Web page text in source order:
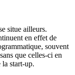
situe ailleurs.
en effet de
souvent
que celles-ci en
la start-up.